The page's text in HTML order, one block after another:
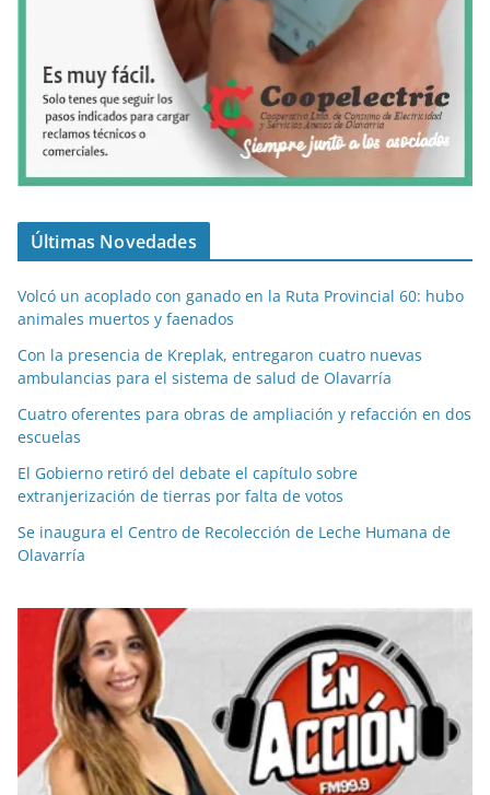
Últimas Novedades
Volcó un acoplado con ganado en la Ruta Provincial 60: hubo
animales muertos y faenados
Con la presencia de Kreplak, entregaron cuatro nuevas
ambulancias para el sistema de salud de Olavarría
Cuatro oferentes para obras de ampliación y refacción en dos
escuelas
El Gobierno retiró del debate el capítulo sobre
extranjerización de tierras por falta de votos
Se inaugura el Centro de Recolección de Leche Humana de
Olavarría